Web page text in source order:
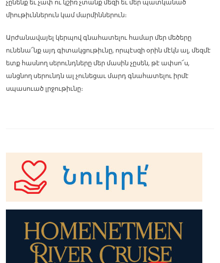
չընենք եւ չափ ու կշիռ չտանք մեզի եւ մեր պատկանած
միութիւններուն կամ մարմիններուն։
Արժանավայել կերպով գնահատելու համար մեր մեծերը
ունենա՜նք այդ գիտակցութիւնը, որպէսզի օրին մէկն ալ, մեզմէ
ետք հասնող սերունդները մեր մասին չըսեն, թէ ափսո՜ս,
անցնող սերունդն ալ չունեցաւ մարդ գնահատելու իրմէ
սպասուած լրջութիւնը։